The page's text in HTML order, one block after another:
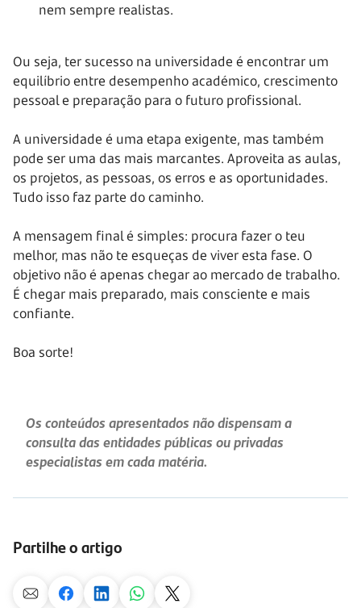
nem sempre realistas.
Ou seja, ter sucesso na universidade é encontrar um
equilíbrio entre desempenho académico, crescimento
pessoal e preparação para o futuro profissional.
A universidade é uma etapa exigente, mas também
pode ser uma das mais marcantes. Aproveita as aulas,
os projetos, as pessoas, os erros e as oportunidades.
Tudo isso faz parte do caminho.
A mensagem final é simples: procura fazer o teu
melhor, mas não te esqueças de viver esta fase. O
objetivo não é apenas chegar ao mercado de trabalho.
É chegar mais preparado, mais consciente e mais
confiante.
Boa sorte!
Os conteúdos apresentados não dispensam a
consulta das entidades públicas ou privadas
especialistas em cada matéria.
Partilhe o artigo